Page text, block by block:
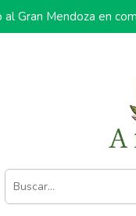
al Gran Mendoza en